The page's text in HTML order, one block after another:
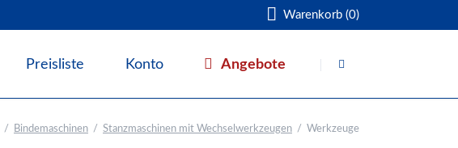
Warenkorb (0)
überspringen
Preisliste Konto Angebote
Bindemaschinen Stanzmaschinen mit Wechselwerkzeugen Werkzeuge